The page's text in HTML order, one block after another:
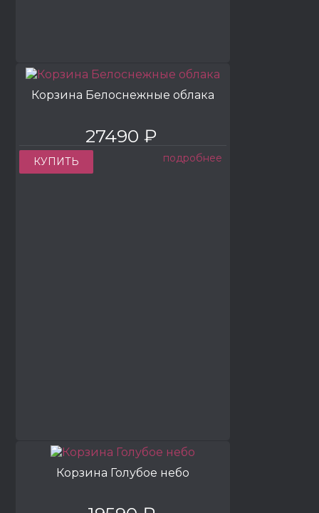
Корзина Белоснежные облака
27490 ₽
КУПИТЬ подробнее
Корзина Голубое небо